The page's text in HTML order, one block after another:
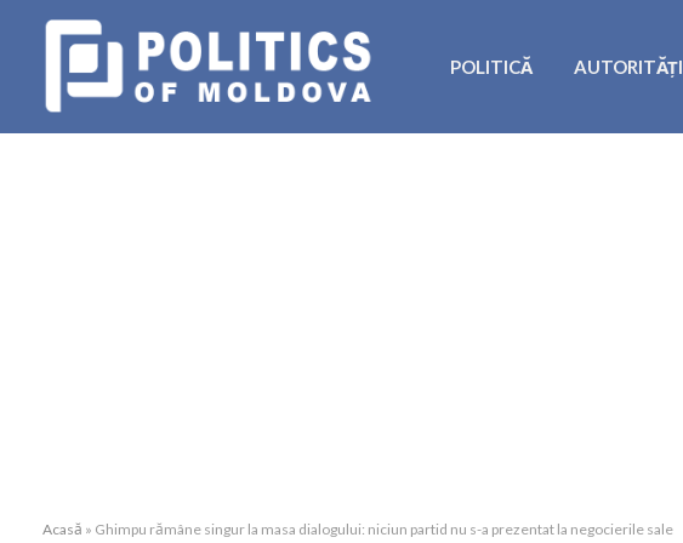
POLITICĂ AUTORITĂȚI
Acasă » Ghimpu rămâne singur la masa dialogului: niciun partid nu s-a prezentat la negocierile sale